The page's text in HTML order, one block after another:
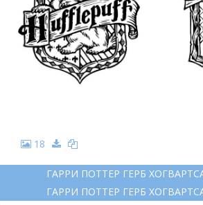
18
ГАРРИ ПОТТЕР ГЕРБ
ГАРРИ ПОТТЕР ГЕРБ